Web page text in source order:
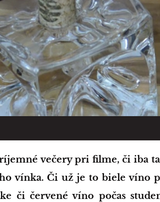
vínka. Či už je to biele víno
či červené víno počas